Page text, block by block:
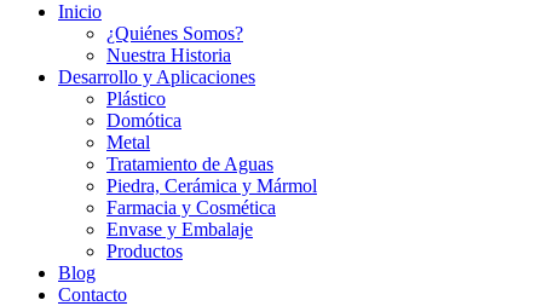
Inicio
¿Quiénes Somos?
Nuestra Historia
Desarrollo y Aplicaciones
Plástico
Domótica
Metal
Tratamiento de Aguas
Piedra, Cerámica y Mármol
Farmacia y Cosmética
Envase y Embalaje
Productos
Blog
Contacto